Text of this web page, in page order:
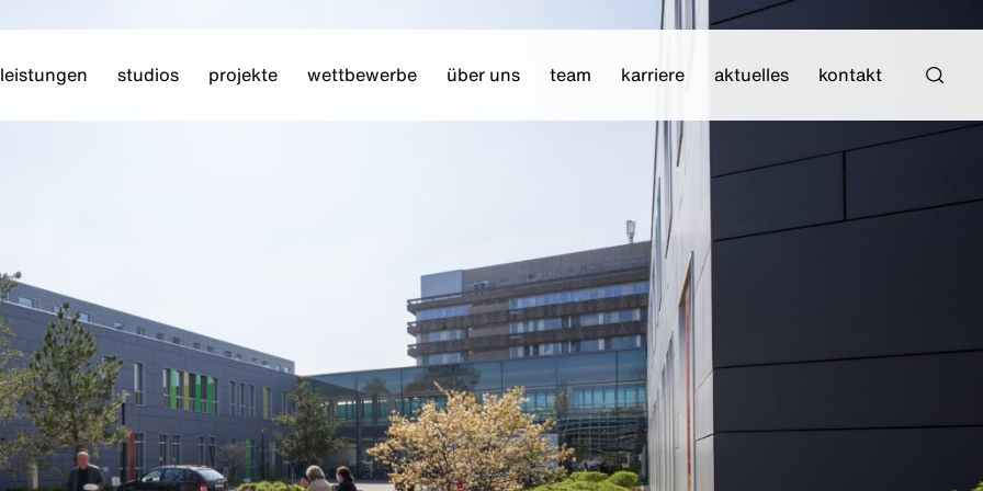
leistungen studios projekte wettbewerbe über uns team karriere aktuelles kontakt